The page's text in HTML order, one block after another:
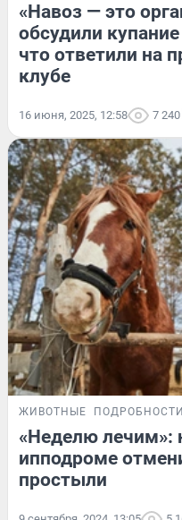
«Навоз — это
обсудили
что ответили на
клубе
16 июня, 2025, 12:58 7 240
ЖИВОТНЫЕ ПОДРОБНОСТИ
«Неделю лечим»:
ипподроме
простыли